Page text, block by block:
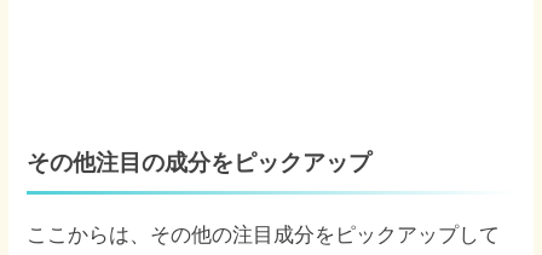
その他注目の成分をピックアップ
ここからは、その他の注目成分をピックアップして